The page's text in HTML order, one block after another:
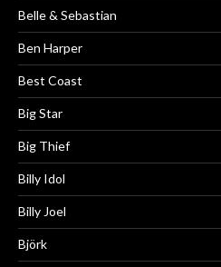
Belle & Sebastian
Ben Harper
Best Coast
Big Star
Big Thief
Billy Idol
Billy Joel
Björk